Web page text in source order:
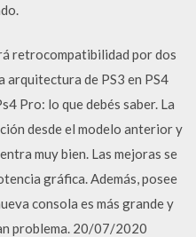
retrocompatibilidad por dos
arquitectura de PS3 en PS4
Pro: lo que debés saber. La
desde el modelo anterior y
muy bien. Las mejoras se
gráfica. Además, posee
consola es más grande y
problema. 20/07/2020